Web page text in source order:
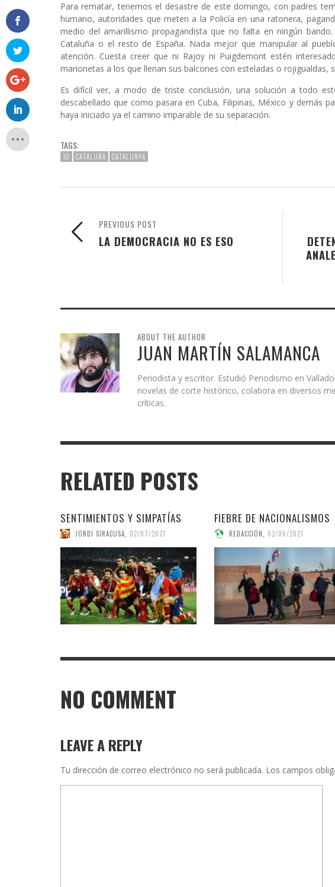
Para rematar, tenemos el desastre de este domingo, con padres
humano, autoridades que meten a la Policía en una ratonera,
medio del amarillismo propagandista que no falta en ningún
Cataluña o el resto de España. Nada mejor que manipular al
atención. Cuesta creer que ni Rajoy ni Puigdemont estén
marionetas a los que llenan sus balcones con esteladas o rojigualdas,
Es difícil ver, a modo de triste conclusión, una solución a todo
descabellado que como pasara en Cuba, Filipinas, México y demás
haya iniciado ya el camino imparable de su separación.
TAGS:
1O CATALUÑA CATALUNYA
PREVIOUS POST
LA DEMOCRACIA NO ES ESO
ABOUT THE AUTHOR
JUAN MARTÍN SALAMANCA
Periodista y escritor. Estudió Periodismo en
novelas de corte histórico, colabora en diversos
críticas.
RELATED POSTS
SENTIMIENTOS Y SIMPATÍAS
JORDI SIRACUSA 02/07/2021
FIEBRE DE NACIONALISMOS
REDACCIÓN 02/06/2021
NO COMMENT
LEAVE A REPLY
Tu dirección de correo electrónico no será publicada. Los campos